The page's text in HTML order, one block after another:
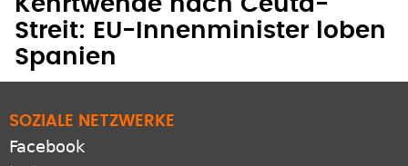
Streit: EU-Innenminister loben
Spanien
Facebook
Instagram